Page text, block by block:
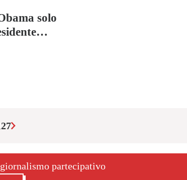
solo
partecipativo